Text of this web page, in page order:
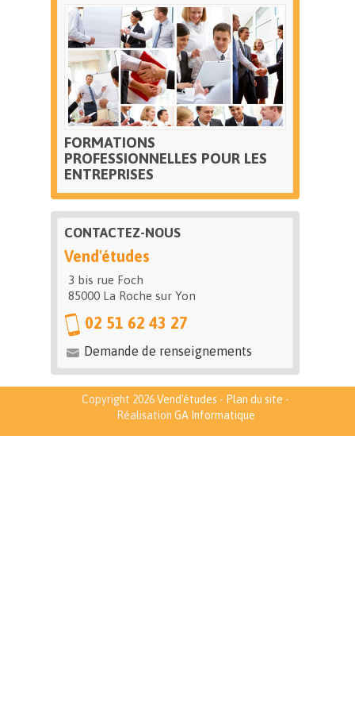
FORMATIONS
PROFESSIONNELLES POUR LES
ENTREPRISES
CONTACTEZ-NOUS
Vend'études
3 bis rue Foch
85000 La Roche sur Yon
02 51 62 43 27
Demande de renseignements
Copyright 2026Vend'études - Plan du site -
Réalisation GA Informatique